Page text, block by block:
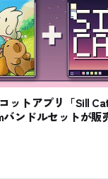
ットアプリ「Sill
ンドルセットが販